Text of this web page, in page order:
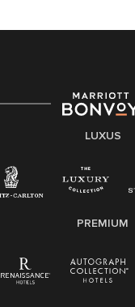
LUXUS
PREMIUM